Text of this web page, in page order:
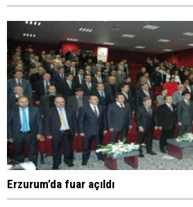
Erzurum’da fuar açıldı